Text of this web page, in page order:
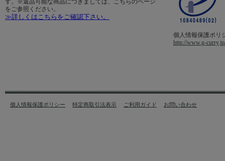
す。※返品可能な商品につきましては、こちらのページ
をご参照ください。
≫詳しくはこちらをご確認下さい。
個人情報保護ポリ
http://www.g-
個人情報保護ポリシー 特定商取引法表示 ご利用ガイド お問い合わせ